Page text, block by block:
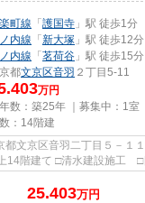
町線 「 護国寺 」駅 徒歩1分
内線 「 新大塚 」駅 徒歩12分
内線 「 茗荷谷 」駅 徒歩15分
都文京区音羽 ２丁目5-11
万円
数：築25年 ｜募集中： 1室
：14階建
岩井不動産旧分譲 東京
25.403万円